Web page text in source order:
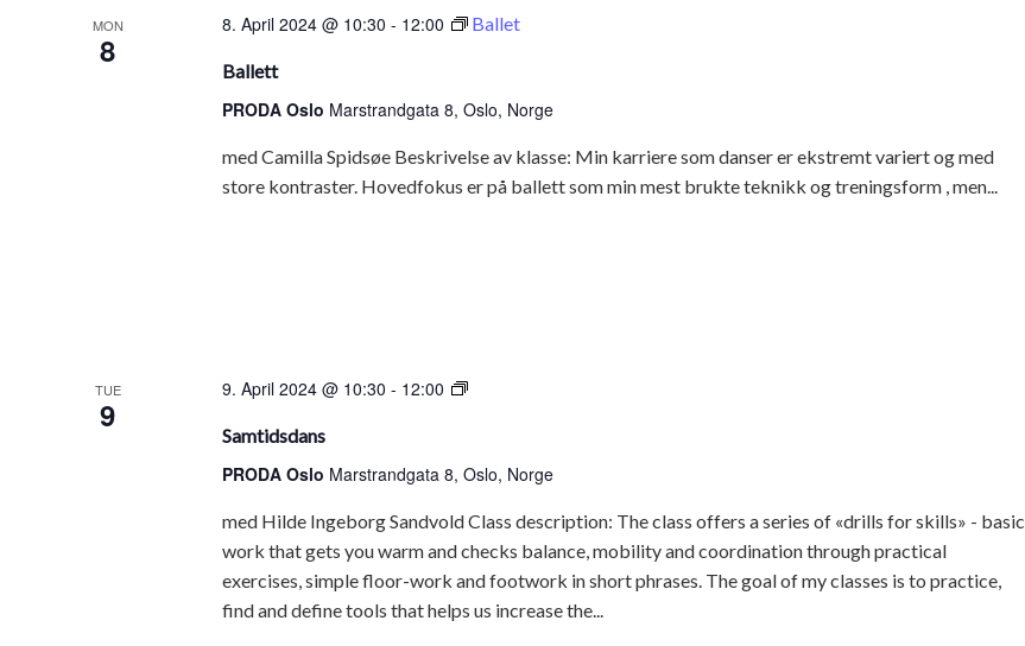
MON
8
8. April 2024 @ 10:30 - 12:00 Ballet
Ballett
PRODA Oslo Marstrandgata 8, Oslo, Norge
med Camilla Spidsøe Beskrivelse av klasse: Min karriere som danser er ekstremt variert og med
store kontraster. Hovedfokus er på ballett som min mest brukte teknikk og treningsform , men...
TUE
9
9. April 2024 @ 10:30 - 12:00 Samtidsdans
Samtidsdans
PRODA Oslo Marstrandgata 8, Oslo, Norge
med Hilde Ingeborg Sandvold Class description: The class offers a series of «drills for skills» - basic
work that gets you warm and checks balance, mobility and coordination through practical
exercises, simple floor-work and footwork in short phrases. The goal of my classes is to practice,
find and define tools that helps us increase the...